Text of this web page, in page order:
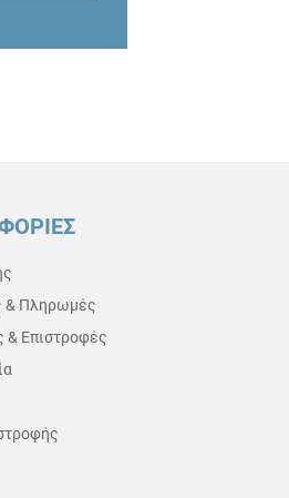
& Πληρωμές
& Επιστροφές